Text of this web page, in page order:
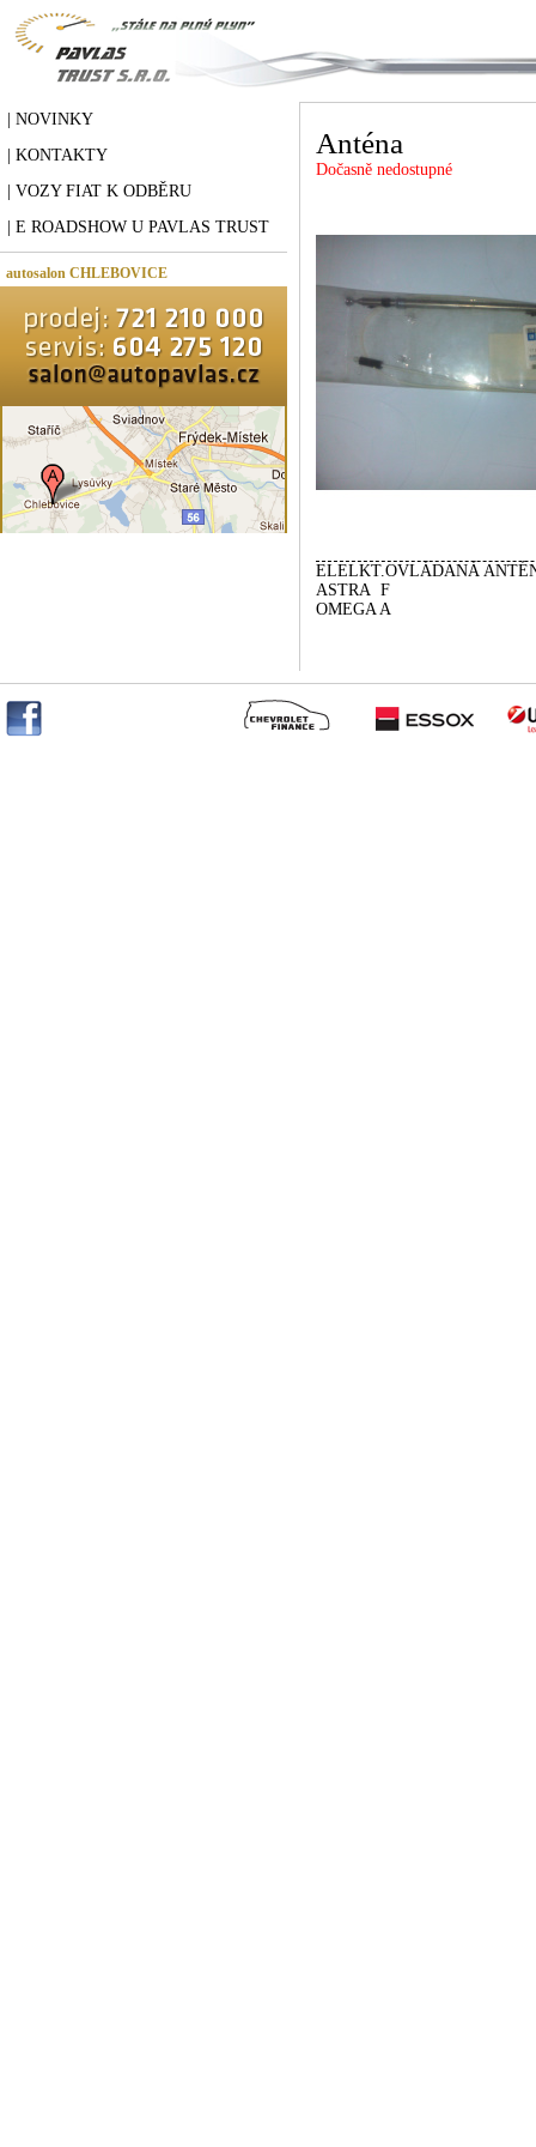
| NOVINKY
| KONTAKTY
| VOZY FIAT K ODBĚRU
| E ROADSHOW U PAVLAS TRUST
autosalon CHLEBOVICE
Anténa
Dočasně nedostupné
ELELKT.OVLÁDANÁ
ASTRA F
OMEGA A